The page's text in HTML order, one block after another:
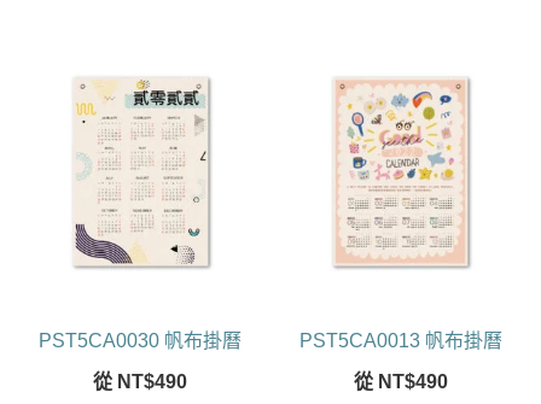
PST5CA0030 帆布掛曆
從 NT$490
PST5CA0013 帆布掛曆
從 NT$490